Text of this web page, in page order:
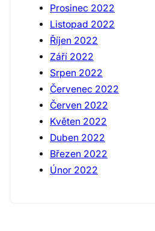
Prosinec 2022
Listopad 2022
Říjen 2022
Září 2022
Srpen 2022
Červenec 2022
Červen 2022
Květen 2022
Duben 2022
Březen 2022
Únor 2022